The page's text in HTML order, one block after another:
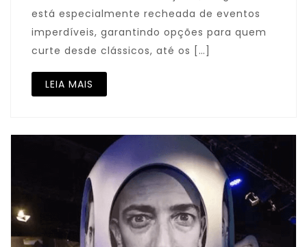
está especialmente recheada de eventos
imperdíveis, garantindo opções para quem
curte desde clássicos, até os […]
LEIA MAIS